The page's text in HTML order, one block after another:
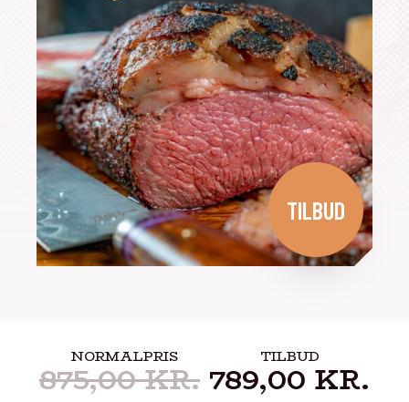
TILBUD
NORMALPRIS
875,00KR.
TILBUD
789,00 KR.